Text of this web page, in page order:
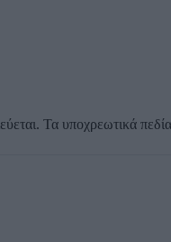
Τα υποχρεωτικά